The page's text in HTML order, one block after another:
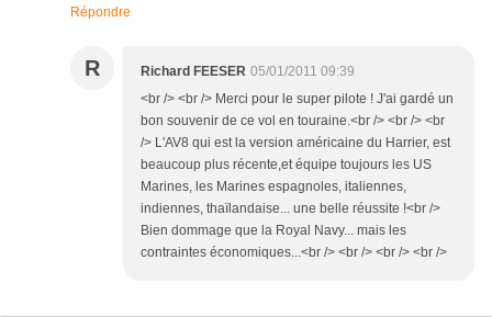
Répondre
R Richard FEESER 05/01/2011 09:39
<br /> <br /> Merci pour le super pilote ! J'ai gardé un
bon souvenir de ce vol en touraine.<br /> <br /> <br
/> L'AV8 qui est la version américaine du Harrier, est
beaucoup plus récente,et équipe toujours les US
Marines, les Marines espagnoles, italiennes,
indiennes, thaïlandaise... une belle réussite !<br />
Bien dommage que la Royal Navy... mais les
contraintes économiques...<br /> <br /> <br /> <br />